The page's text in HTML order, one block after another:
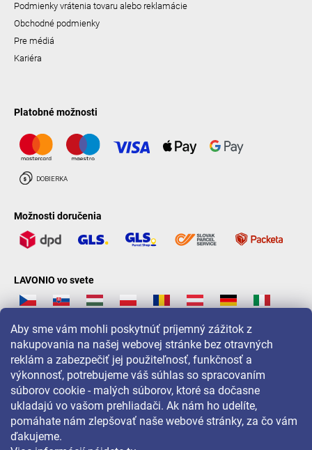
Aby sme vám mohli poskytnúť príjemný zážitok z
nakupovania na našej webovej stránke bez otravných
reklám a zabezpečiť jej použiteľnosť, funkčnosť a
výkonnosť, potrebujeme váš súhlas so spracovaním
súborov cookie - malých súborov, ktoré sa dočasne
ukladajú vo vašom prehliadači. Ak nám ho udelíte,
pomáhate nám zlepšovať naše webové stránky, za čo vám
ďakujeme.
Podmienky vrátenia tovaru alebo reklamácie
Obchodné podmienky
Pre médiá
Kariéra
Platobné možnosti
Možnosti doručenia
LAVONIO vo svete
Pre akcie, súťaže a zľavy nás sledujte na: